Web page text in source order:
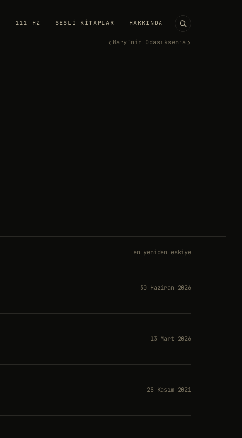
111 HZ SESLI KITAPLAR HAKKINDA
‹ Mary'nin Odasıksenia ›
en yeniden eskiye
30 Haziran 2026
13 Mart 2026
28 Kasım 2021